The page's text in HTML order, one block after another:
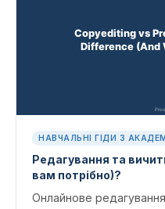
НАВЧАЛЬНІ ГІДИ З
Редагування та
вам потрібно)?
Онлайнове редагування